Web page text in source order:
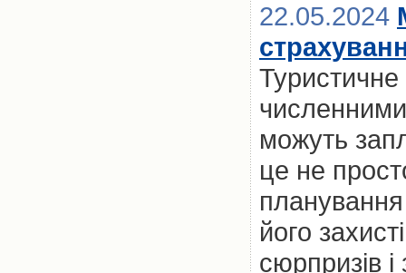
22.05.2024
можуть
це не
його
сюрпризів